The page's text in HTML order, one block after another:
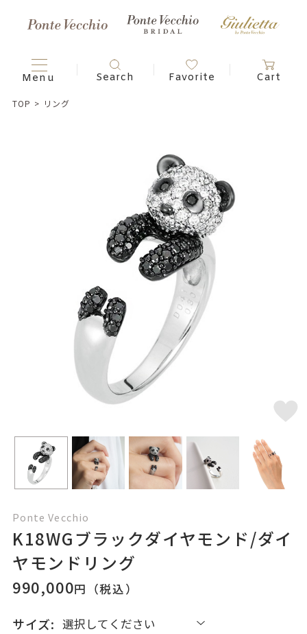
TOP > リング
Ponte Vecchio
K18WGブラックダイヤモンド/ダイ
ヤモンドリング
990,000円（税込）
サイズ: